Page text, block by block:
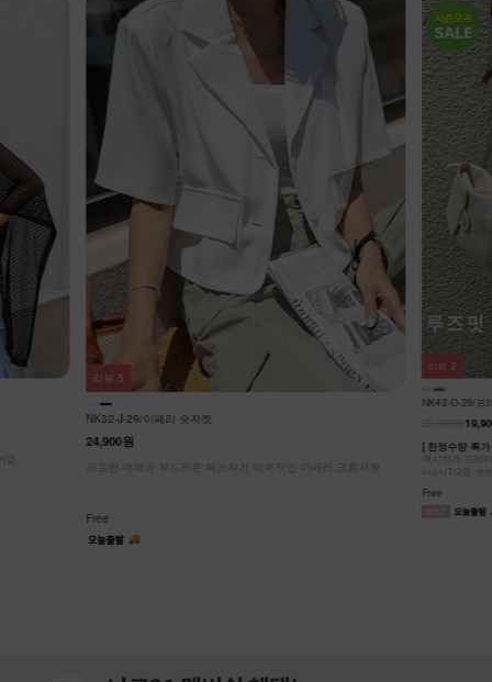
NK42-O-29/프리덤 가디건셋트
25,900원
[ 한정수량 특가 ]
Free
리뷰 2
NK62-JS-2/폴
캐주얼 노카라
가볍게 툭- 걸
Free
리뷰 2